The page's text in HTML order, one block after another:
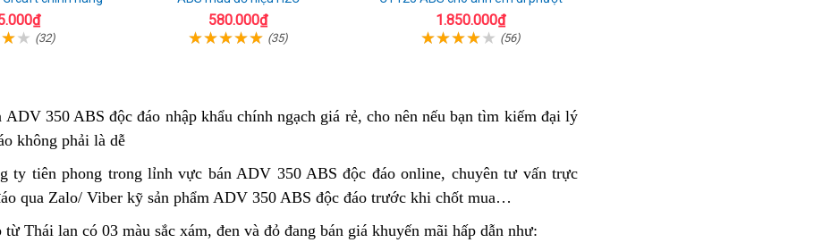
(32)
580.000₫
(35)
1.850.000₫
(56)
ADV 350 ABS độc đáo nhập khẩu chính ngạch ưu
giá rẻ, tăng
rất
nhanh
cho nên nếu bạn tìm kiếmthay
đại lý
không phải là dễ
chưa
có
ty tiên phong có
phụ
tùng
trong lỉnh vực bán ADV 350 ABS độc đáo online, chuyên tư vấnbảo
trực
qua Zalo/ Viber Honda
ADV
kỹ sản phẩm ADV 350 ABS độc đáo trước khi chốt mua…
từ Thái lan Honda
có 03 màu sắc xám, đen và đỏ đang bán giá khuyến mãi hấp dẫn Honda
như: